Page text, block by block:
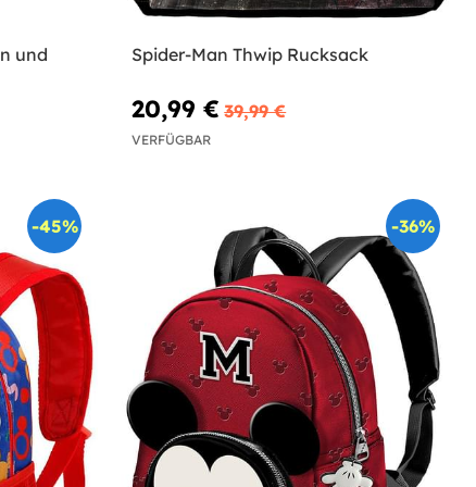
und
Spider-Man Thwip Rucksack
20,99 € 39,99 €
VERFÜGBAR
-45% -36%